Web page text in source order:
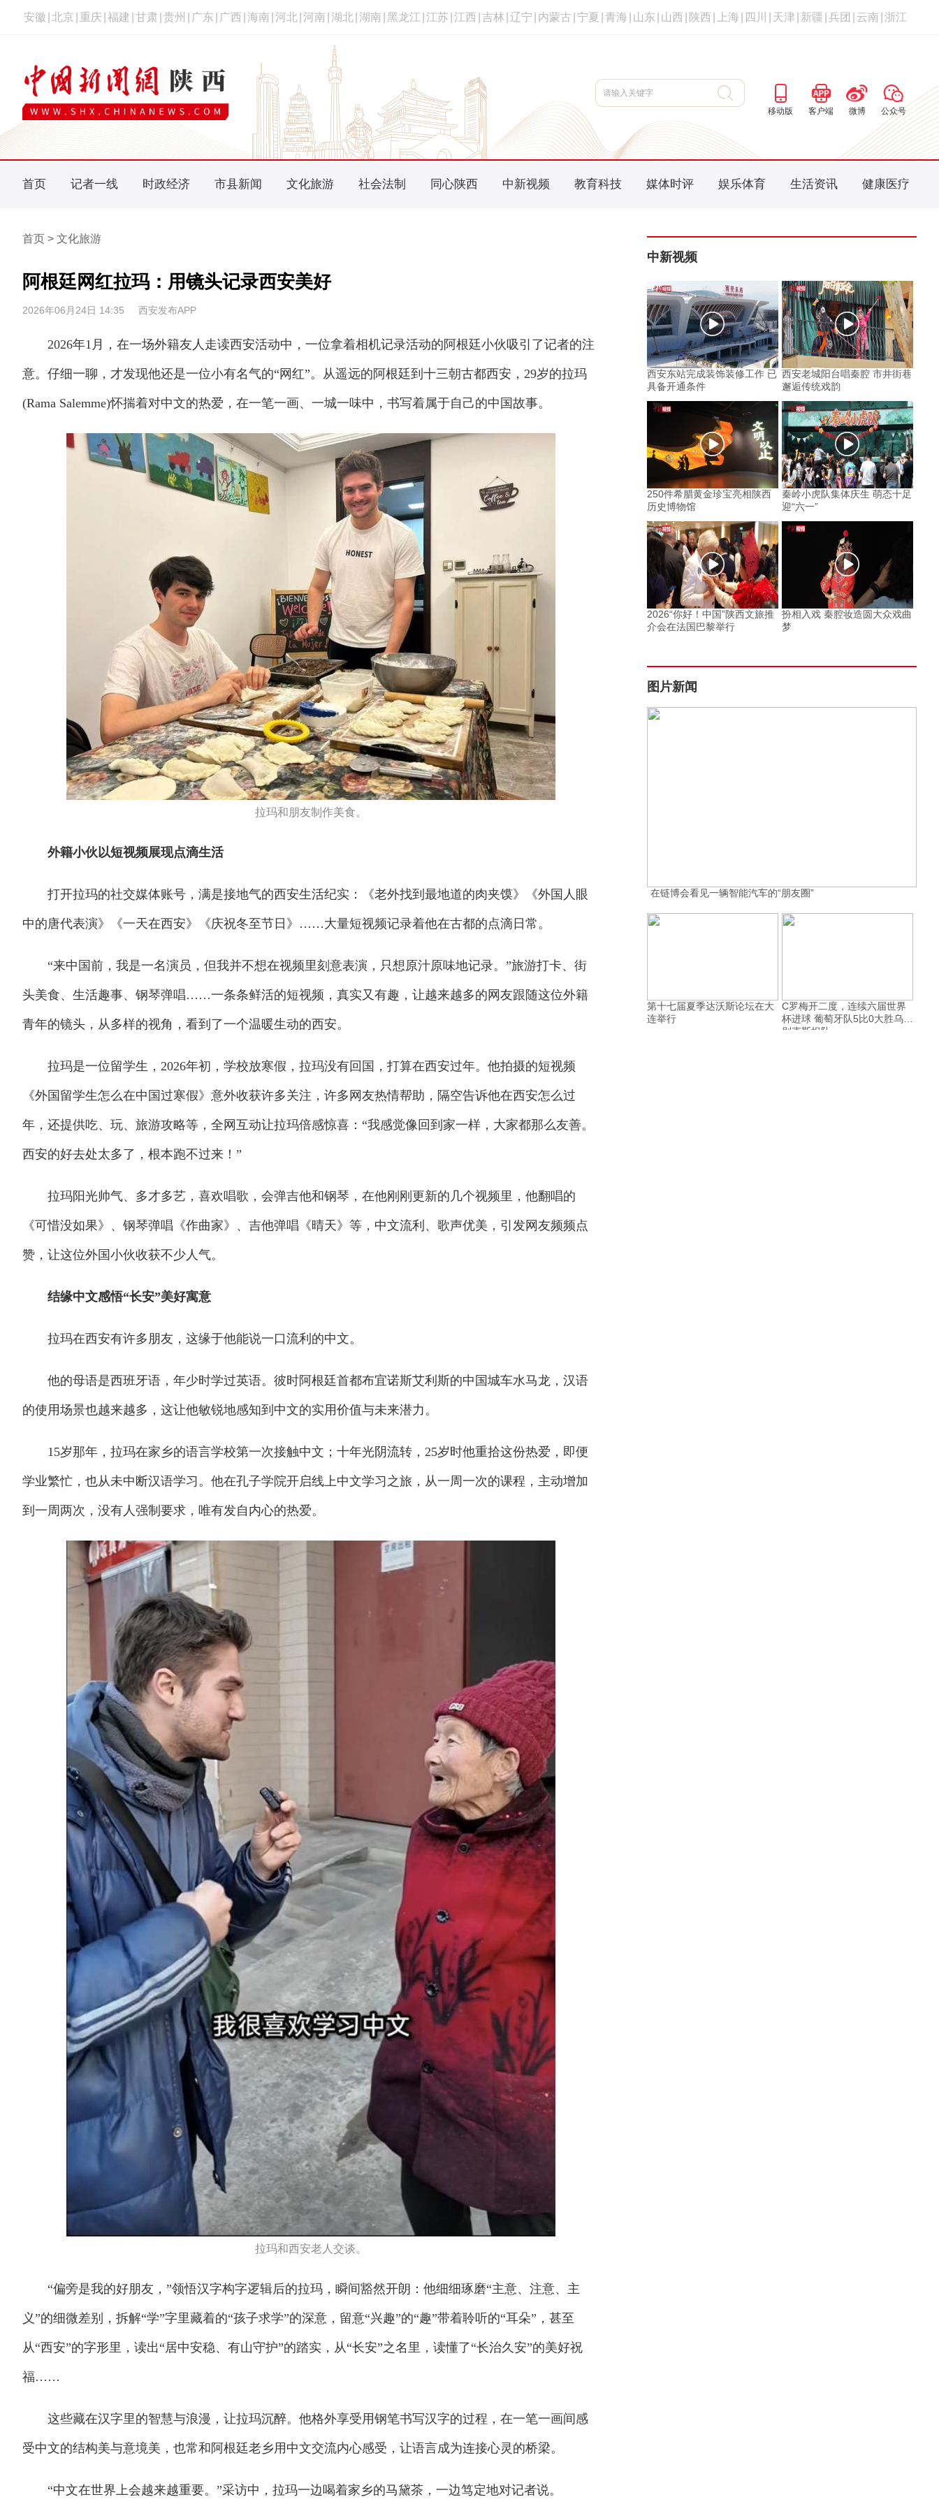
安徽 北京 重庆 福建 甘肃 贵州 广东 广西 海南 河北 河南 湖北 湖南 黑龙江 江苏 江西 吉林 辽宁 内蒙古 宁夏 青海 山东 山西 陕西 上海 四川 天津 新疆 兵团 云南 浙江
移动版 客户端 微博 公众号
首页 记者一线 时政经济 市县新闻 文化旅游 社会法制 同心陕西 中新视频 教育科技 媒体时评 娱乐体育 生活资讯 健康医疗
首页 > 文化旅游
阿根廷网红拉玛：用镜头记录西安美好
2026年06月24日 14:35 西安发布APP
2026年1月，在一场外籍友人走读西安活动中，一位拿着相机记录活动的阿根廷小伙吸引了记者的注
意。仔细一聊，才发现他还是一位小有名气的“网红”。从遥远的阿根廷到十三朝古都西安，29岁的拉玛
(Rama Salemme)怀揣着对中文的热爱，在一笔一画、一城一味中，书写着属于自己的中国故事。
拉玛和朋友制作美食。
外籍小伙以短视频展现点滴生活
打开拉玛的社交媒体账号，满是接地气的西安生活纪实：《老外找到最地道的肉夹馍》《外国人眼
中的唐代表演》《一天在西安》《庆祝冬至节日》……大量短视频记录着他在古都的点滴日常。
“来中国前，我是一名演员，但我并不想在视频里刻意表演，只想原汁原味地记录。”旅游打卡、街
头美食、生活趣事、钢琴弹唱……一条条鲜活的短视频，真实又有趣，让越来越多的网友跟随这位外籍
青年的镜头，从多样的视角，看到了一个温暖生动的西安。
拉玛是一位留学生，2026年初，学校放寒假，拉玛没有回国，打算在西安过年。他拍摄的短视频
《外国留学生怎么在中国过寒假》意外收获许多关注，许多网友热情帮助，隔空告诉他在西安怎么过
年，还提供吃、玩、旅游攻略等，全网互动让拉玛倍感惊喜：“我感觉像回到家一样，大家都那么友善。
西安的好去处太多了，根本跑不过来！”
拉玛阳光帅气、多才多艺，喜欢唱歌，会弹吉他和钢琴，在他刚刚更新的几个视频里，他翻唱的
《可惜没如果》、钢琴弹唱《作曲家》、吉他弹唱《晴天》等，中文流利、歌声优美，引发网友频频点
赞，让这位外国小伙收获不少人气。
结缘中文感悟“长安”美好寓意
拉玛在西安有许多朋友，这缘于他能说一口流利的中文。
他的母语是西班牙语，年少时学过英语。彼时阿根廷首都布宜诺斯艾利斯的中国城车水马龙，汉语
的使用场景也越来越多，这让他敏锐地感知到中文的实用价值与未来潜力。
15岁那年，拉玛在家乡的语言学校第一次接触中文；十年光阴流转，25岁时他重拾这份热爱，即便
学业繁忙，也从未中断汉语学习。他在孔子学院开启线上中文学习之旅，从一周一次的课程，主动增加
到一周两次，没有人强制要求，唯有发自内心的热爱。
拉玛和西安老人交谈。
“偏旁是我的好朋友，”领悟汉字构字逻辑后的拉玛，瞬间豁然开朗：他细细琢磨“主意、注意、主
义”的细微差别，拆解“学”字里藏着的“孩子求学”的深意，留意“兴趣”的“趣”带着聆听的“耳朵”，甚至
从“西安”的字形里，读出“居中安稳、有山守护”的踏实，从“长安”之名里，读懂了“长治久安”的美好祝
福……
这些藏在汉字里的智慧与浪漫，让拉玛沉醉。他格外享受用钢笔书写汉字的过程，在一笔一画间感
受中文的结构美与意境美，也常和阿根廷老乡用中文交流内心感受，让语言成为连接心灵的桥梁。
“中文在世界上会越来越重要。”采访中，拉玛一边喝着家乡的马黛茶，一边笃定地对记者说。
中新视频
西安东站完成装饰装修工作 已
具备开通条件
西安老城阳台唱秦腔 市井街巷
邂逅传统戏韵
250件希腊黄金珍宝亮相陕西
历史博物馆
秦岭小虎队集体庆生 萌态十足
迎“六一”
2026“你好！中国”陕西文旅推
介会在法国巴黎举行
扮相入戏 秦腔妆造圆大众戏曲
梦
图片新闻
在链博会看见一辆智能汽车的“朋友圈”
第十七届夏季达沃斯论坛在大
连举行
C罗梅开二度，连续六届世界
杯进球 葡萄牙队5比0大胜乌兹
别克斯坦队